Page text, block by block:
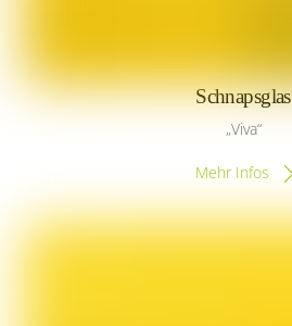
Schnapsglas
„Viva“
Mehr Infos